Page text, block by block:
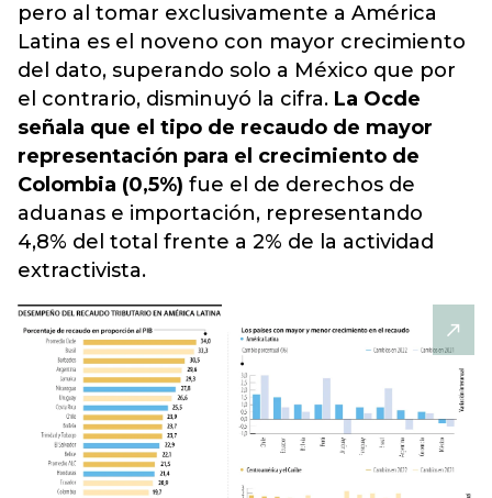
pero al tomar exclusivamente a América
Latina es el noveno con mayor crecimiento
del dato, superando solo a México que por
el contrario, disminuyó la cifra. La Ocde
señala que el tipo de recaudo de mayor
representación para el crecimiento de
Colombia (0,5%) fue el de derechos de
aduanas e importación, representando
4,8% del total frente a 2% de la actividad
extractivista.